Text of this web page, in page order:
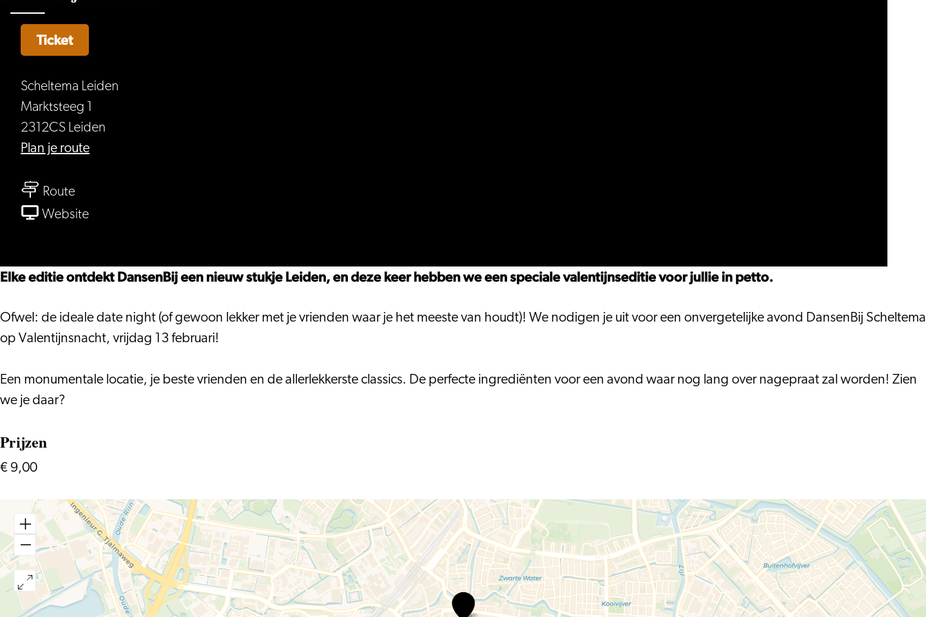
Scheltema Leiden
Marktsteeg 1
2312CS Leiden
Plan je routenaar
Routenaar
DansenBij
Websitevan
Ticket
Elke editie ontdekt DansenBij een nieuw stukje Leiden, en deze keer hebben we een speciale valentijnseditie voor jullie in petto.
Ofwel: de ideale date night (of gewoon lekker met je vrienden waar je het meeste van houdt)! We nodigen je uit voor een onvergetelijke avond DansenBij Scheltema
op Valentijnsnacht, vrijdag 13 februari!
Een monumentale locatie, je beste vrienden en de allerlekkerste classics. De perfecte ingrediënten voor een avond waar nog lang over nagepraat zal worden! Zien
we je daar?
Prijzen
€ 9,00
DansenBij
Scheltema